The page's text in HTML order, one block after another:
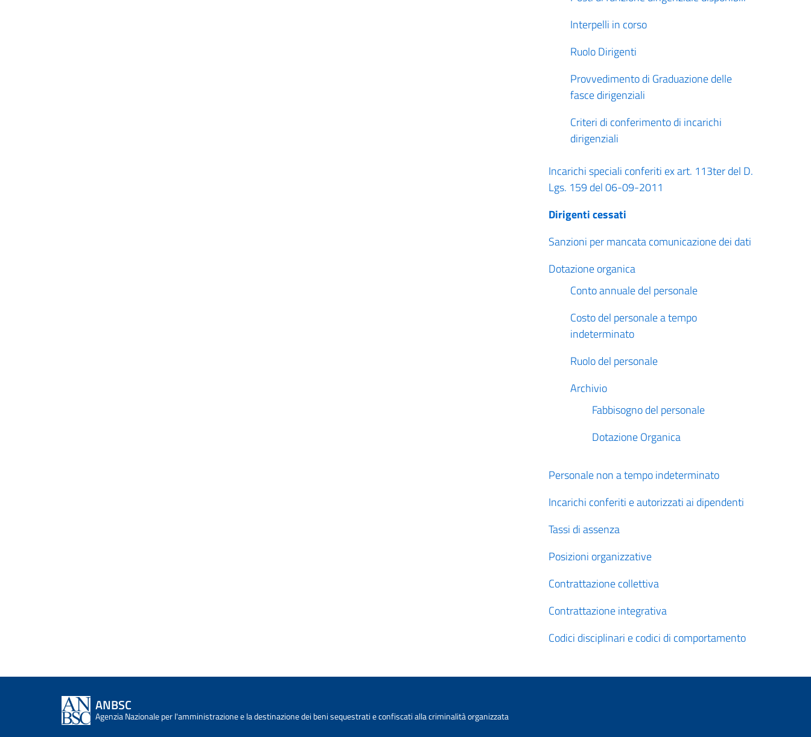
Interpelli in corso
Ruolo Dirigenti
Provvedimento di Graduazione delle
fasce dirigenziali
Criteri di conferimento di incarichi
dirigenziali
Incarichi speciali conferiti ex art. 113ter del D.
Lgs. 159 del 06-09-2011
Dirigenti cessati
Sanzioni per mancata comunicazione dei dati
Dotazione organica
Conto annuale del personale
Costo del personale a tempo
indeterminato
Ruolo del personale
Archivio
Fabbisogno del personale
Dotazione Organica
Personale non a tempo indeterminato
Incarichi conferiti e autorizzati ai dipendenti
Tassi di assenza
Posizioni organizzative
Contrattazione collettiva
Contrattazione integrativa
Codici disciplinari e codici di comportamento
ANBSC
Agenzia Nazionale per l'amministrazione e la destinazione dei beni sequestrati e confiscati alla criminalità organizzata